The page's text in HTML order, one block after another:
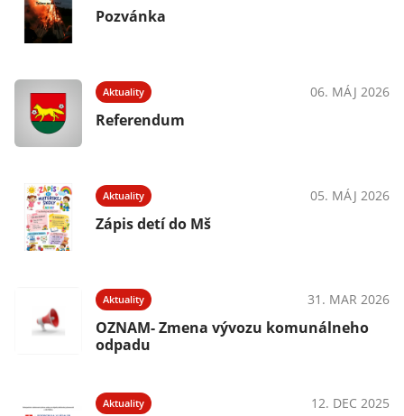
Pozvánka
Aktuality 06. MÁJ 2026
Referendum
Aktuality 05. MÁJ 2026
Zápis detí do Mš
Aktuality 31. MAR 2026
OZNAM- Zmena vývozu komunálneho
odpadu
Aktuality 12. DEC 2025